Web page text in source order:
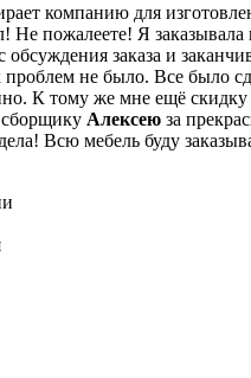
компанию для
Не пожалеете! Я
заказа и
не было. Все было
К тому же мне ещё скидку
Алексею за
Всю мебель буду